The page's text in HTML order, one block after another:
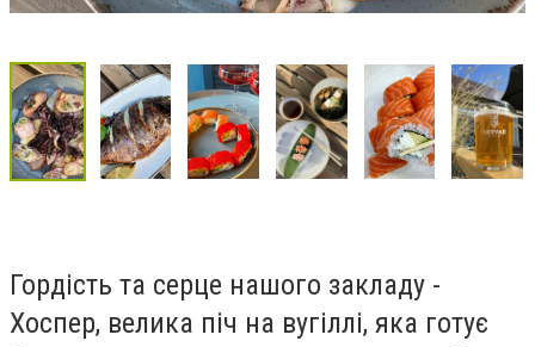
Гордість та серце нашого закладу -
Хоспер, велика піч на вугіллі, яка готує